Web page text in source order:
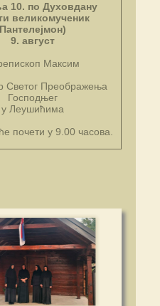
10. по Духовдану
великомученик
Пантелејмон)
9. август
Максим
Светог Преображења
Господњег
у Леушићима
почети у 9.00 часова.